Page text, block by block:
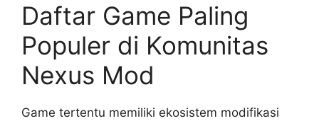
Daftar Game Paling
Populer di Komunitas
Nexus Mod
Game tertentu memiliki ekosistem modifikasi